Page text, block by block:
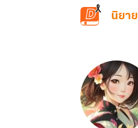
ข้ามไปยังเนื้อหาหลัก
นิยาย